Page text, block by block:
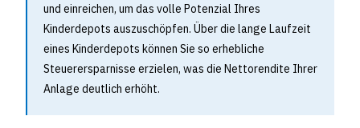
und einreichen, um das volle Potenzial Ihres
Kinderdepots auszuschöpfen. Über die lange Laufzeit
eines Kinderdepots können Sie so erhebliche
Steuerersparnisse erzielen, was die Nettorendite Ihrer
Anlage deutlich erhöht.